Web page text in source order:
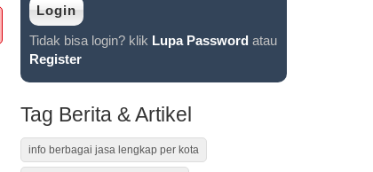
Tidak bisa login? klik Lupa Password atau
Register
Tag Berita & Artikel
info berbagai jasa lengkap per kota